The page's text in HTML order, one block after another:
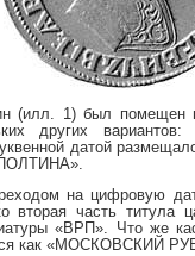
(илл. 1) был помещен
других
датой
на цифровую
вторая часть
«ВРП». Что же
как «МОСКОВСКИЙ